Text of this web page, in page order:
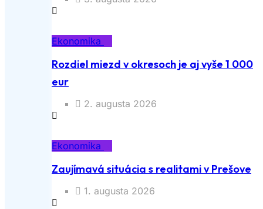
Ekonomika
Rozdiel miezd v okresoch je aj vyše 1 000
eur
2. augusta 2026
Ekonomika
Zaujímavá situácia s realitami v Prešove
1. augusta 2026